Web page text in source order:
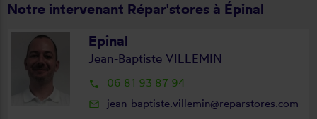
Notre intervenant Répar'stores à Épinal
Epinal
Jean-Baptiste VILLEMIN
local_phone 06 81 93 87 94
mail_outline jean-baptiste.villemin@reparstores.com